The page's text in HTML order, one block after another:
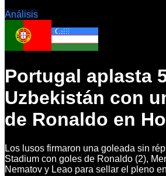
Análisis
Portugal aplasta
Uzbekistán con
de Ronaldo en
Los lusos firmaron una goleada sin
Stadium con goles de Ronaldo (2),
Nematov y Leao para sellar el pleno